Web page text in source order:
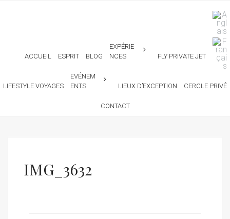
ACCUEIL ESPRIT BLOG
EXPÉRIE
NCES
FLY PRIVATE JET
LIFESTYLE VOYAGES
EVÉNEM
ENTS
LIEUX D’EXCEPTION CERCLE PRIVÉ
CONTACT
IMG_3632